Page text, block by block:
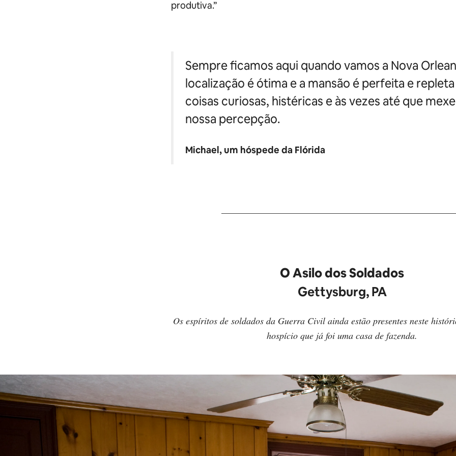
produtiva.”
Sempre ficamos aqui quando vamos a Nova
localização é ótima e a mansão é perfeita e
coisas curiosas, histéricas e às vezes até que
nossa percepção.
Michael, um hóspede da Flórida
O Asilo dos Soldados
Gettysburg, PA
Os espíritos de soldados da Guerra Civil ainda estão presentes neste
hospício que já foi uma casa de fazenda.